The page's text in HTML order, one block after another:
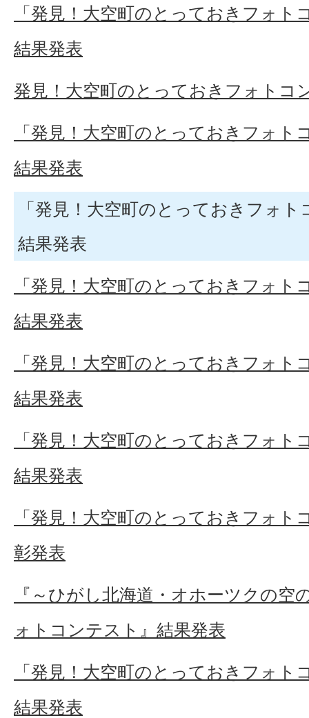
「発見！大空町のとっておきフォト
結果発表
発見！大空町のとっておきフォトコ
「発見！大空町のとっておきフォト
結果発表
「発見！大空町のとっておきフォ
結果発表
「発見！大空町のとっておきフォト
結果発表
「発見！大空町のとっておきフォト
結果発表
「発見！大空町のとっておきフォト
結果発表
「発見！大空町のとっておきフォト
彰発表
『～ひがし北海道・オホーツクの空
ォトコンテスト』結果発表
「発見！大空町のとっておきフォ
結果発表